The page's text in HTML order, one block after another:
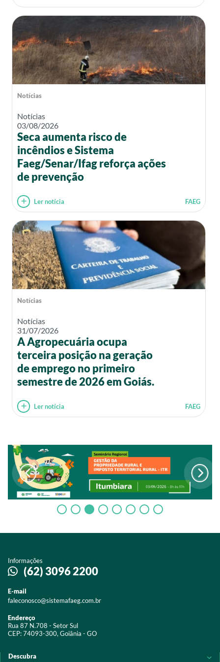
Notícias
Notícias
03/08/2026
Seca aumenta risco de
incêndios e Sistema
Faeg/Senar/Ifag reforça ações
de prevenção
Ler notícia FAEG
Notícias
Notícias
31/07/2026
A Agropecuária ocupa
terceira posição na geração
de emprego no primeiro
semestre de 2026 em Goiás.
Ler notícia FAEG
Informações
(62) 3096 2200
E-mail
faleconosco@sistemafaeg.com.br
Endereço
Rua 87 N.708 - Setor Sul
CEP: 74093-300, Goiânia - GO
Descubra